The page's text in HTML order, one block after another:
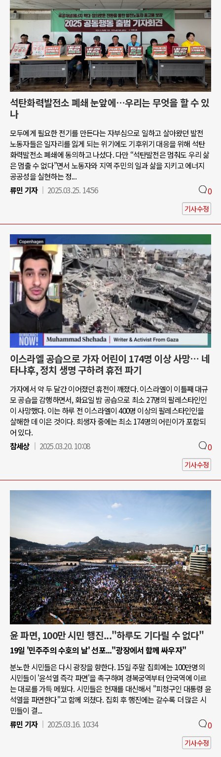
석탄화력발전소 폐쇄 눈앞에…우리는 무엇을 할 수 있
나
모두에게 필요한 전기를 만든다는 자부심으로 일하고 살아왔던 발전
노동자들은 일자리를 잃게 되는 위기에도 기후위기 대응을 위해 석탄
화력발전소 폐쇄에 동의하고 나섰다. 다만 “석탄발전은 멈춰도 우리 삶
은 멈출 수 없다”면서 노동자와 지역 주민의 일과 삶을 지키고 에너지
공공성을 실현하는 정...
류민 기자
2025.03.25. 14:56 0
기사수정
이스라엘 공습으로 가자 어린이 174명 이상 사망… 네
타냐후, 정치 생명 구하려 휴전 파기
가자에서 약 두 달간 이어졌던 휴전이 깨졌다. 이스라엘이 이틀째 대규
모 공습을 감행하면서, 화요일 밤 공습으로 최소 27명의 팔레스타인인
이 사망했다. 이는 하루 전 이스라엘이 400명 이상의 팔레스타인인을
살해한 데 이은 것이다. 희생자 중에는 최소 174명의 어린이가 포함되
어 있다.
참세상
2025.03.20. 10:08 0
기사수정
윤 파면, 100만 시민 행진..."하루도 기다릴 수 없다"
19일 '민주주의 수호의 날' 선포..."광장에서 함께 싸우자"
분노한 시민들은 다시 광장을 향한다. 15일 주말 집회에는 100만명의
시민들이 '윤석열 즉각 파면'을 촉구하며 경복궁역부터 안국역에 이르
는 대로를 가득 메웠다. 시민들은 헌재를 대신해서 "피청구인 대통령 윤
석열을 파면한다"고 함께 외쳤다. 집회 후 행진에는 갈수록 더 많은 시
민들이 결...
류민 기자
2025.03.16. 10:34 0
기사수정